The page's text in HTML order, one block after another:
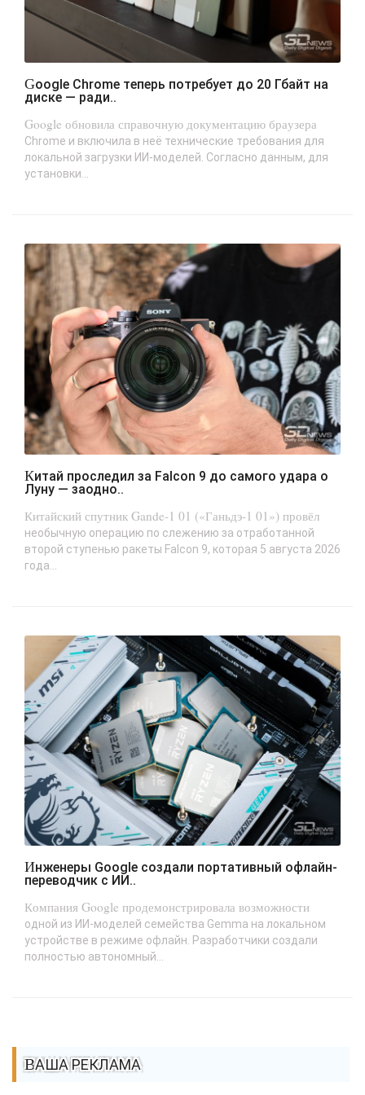
Google Chrome теперь потребует до 20 Гбайт на
диске — ради..
Google обновила справочную документацию браузера
Chrome и включила в неё технические требования для
локальной загрузки ИИ-моделей. Согласно данным, для
установки...
Китай проследил за Falcon 9 до самого удара о
Луну — заодно..
Китайский спутник Gande-1 01 («Ганьдэ-1 01») провёл
необычную операцию по слежению за отработанной
второй ступенью ракеты Falcon 9, которая 5 августа 2026
года...
Инженеры Google создали портативный офлайн-
переводчик с ИИ..
Компания Google продемонстрировала возможности
одной из ИИ-моделей семейства Gemma на локальном
устройстве в режиме офлайн. Разработчики создали
полностью автономный...
ВАША РЕКЛАМА